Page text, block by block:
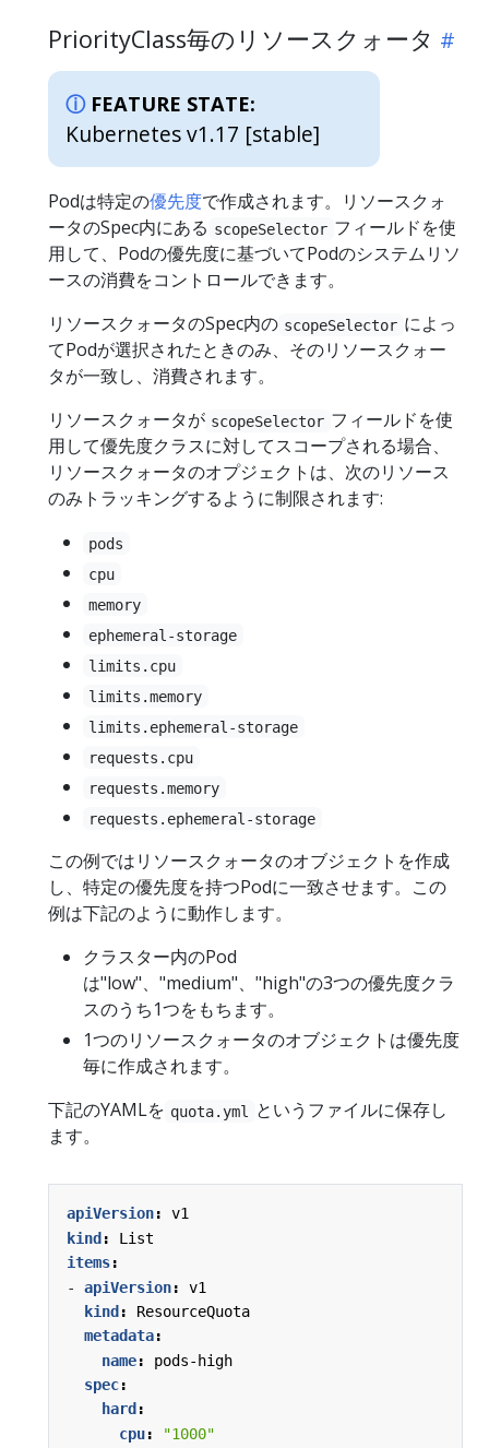
PriorityClass毎のリソースクォータ
FEATURE STATE:
Kubernetes v1.17 [stable]
Podは特定の優先度で作成されます。リソースクォ
ータのSpec内にある scopeSelector フィールドを使
用して、Podの優先度に基づいてPodのシステムリソ
ースの消費をコントロールできます。
リソースクォータのSpec内の scopeSelector によっ
てPodが選択されたときのみ、そのリソースクォー
タが一致し、消費されます。
リソースクォータが scopeSelector フィールドを使
用して優先度クラスに対してスコープされる場合、
リソースクォータのオプジェクトは、次のリソース
のみトラッキングするように制限されます:
pods
cpu
memory
ephemeral-storage
limits.cpu
limits.memory
limits.ephemeral-storage
requests.cpu
requests.memory
requests.ephemeral-storage
この例ではリソースクォータのオブジェクトを作成
し、特定の優先度を持つPodに一致させます。この
例は下記のように動作します。
クラスター内のPod
は"low"、"medium"、"high"の3つの優先度クラ
スのうち1つをもちます。
1つのリソースクォータのオブジェクトは優先度
毎に作成されます。
下記のYAMLを quota.yml
というファイルに保存し
ます。
apiVersion:
v1
kind :
List
items:
- apiVersion:
v1
kind :
ResourceQuota
metadata:
name:
pods-high
spec:
hard :
cpu:
"1000"